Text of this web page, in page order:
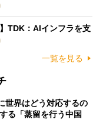
TDK：AIインフラを支
一覧を見る
世界はどう対応するの
る「蒸留を行う中国